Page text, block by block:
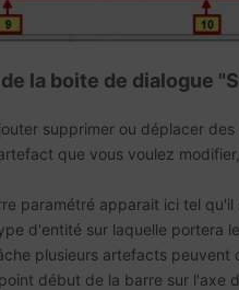
la boite de dialogue
supprimer ou déplacer
que vous voulez
paramétré apparait ici tel qu'il
d'entité sur laquelle portera
plusieurs artefacts peuvent
début de la barre sur l'axe